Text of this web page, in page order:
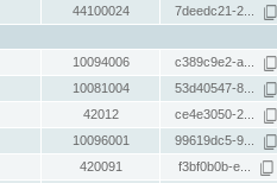
44100024 7deedc21-2...
10094006 c389c9e2-a...
10081004 53d40547-8...
42012 ce4e3050-2...
10096001 99619dc5-9...
420091 f3bf0b0b-e...